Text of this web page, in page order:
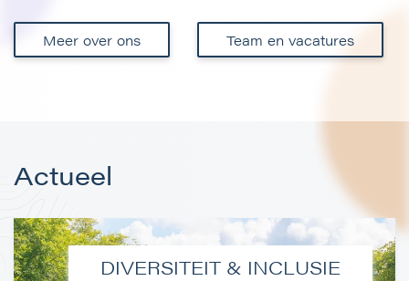
Meer over ons Team en vacatures
Actueel
DIVERSITEIT & INCLUSIE